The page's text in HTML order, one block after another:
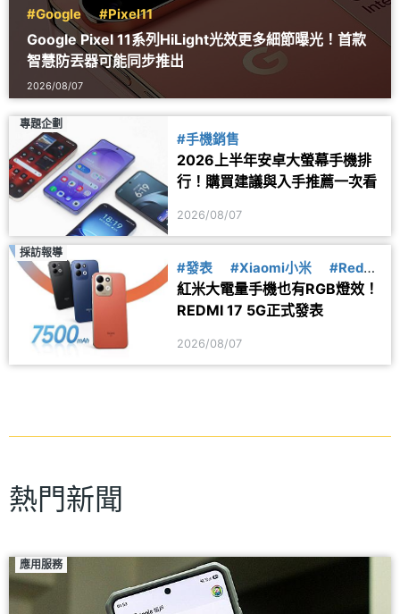
#Google #Pixel11
Google Pixel 11系列HiLight光效更多細節曝光！首款
智慧防丟器可能同步推出
2026/08/07
專題企劃
#手機銷售
2026上半年安卓大螢幕手機排
行！購買建議與入手推薦一次看
2026/08/07
採訪報導
#發表 #Xiaomi小米
#Redmi
紅米
紅米大電量手機也有RGB燈效！
REDMI 17 5G正式發表
2026/08/07
熱門新聞
應用服務